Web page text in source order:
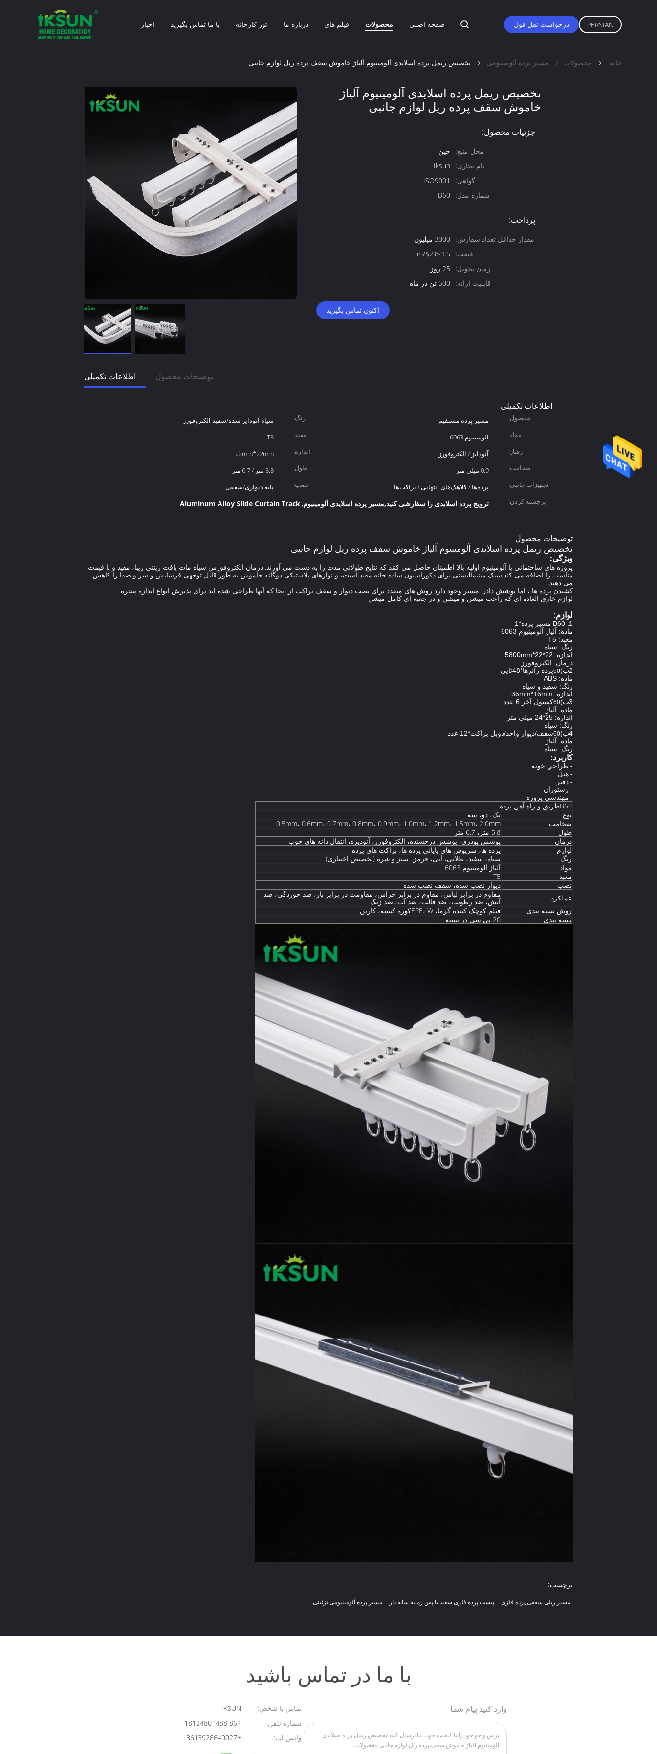
صفحه اصلی محصولات فیلم های درباره ما تور کارخانه با ما تماس بگیرید اخبار درخواست نقل قول PERSIAN
خانه محصولات مسیر پرده آلومینیومی تخصیص ریمل پرده اسلایدی آلومینیوم آلیاژ خاموش سقف پرده ریل لوازم جانبی
تخصیص ریمل پرده اسلایدی آلومینیوم آلیاژ
خاموش سقف پرده ریل لوازم جانبی
جزئیات محصول:
محل منبع:
چین
نام تجاری:
Iksun
گواهی:
ISO9001
شماره مدل: B60
پرداخت:
مقدار حداقل تعداد سفارش: 3000 میلیون
قیمت:
$2.8-3.5/m
زمان تحویل:
25 روز
قابلیت ارائه: 500 تن در ماه
اکنون تماس بگیرید
اطلاعات تکمیلی توضیحات محصول
اطلاعات تکمیلی
محصول: مسیر پرده مستقیم رنگ:
سیاه آنودایز شده/سفید الکتروفورز
مواد:
آلومینیوم 6063 معبد:
T5
رفتار:
آنودایز / الکتروفورز اندازه:
22mm*22mm
ضخامت:
0.9 میلی متر طول:
5.8 متر / 6.7 متر
تجهیزات جانبی:
پرده‌ها / کلاهک‌های انتهایی / براکت‌ها نصب:
پایه دیواری/سقفی
برجسته کردن:
ترویج پرده اسلایدی را سفارشی کنید,مسیر پرده اسلایدی آلومینیوم,
Aluminum Alloy Slide Curtain Track
توضیحات محصول
تخصیص ریمل پرده اسلایدی آلومینیوم آلیاژ خاموش سقف پرده ریل لوازم جانبی
ویژگی:
پروژه های ساختمانی با آلومینیوم اولیه بالا اطمینان حاصل می کنند که نتایج طولانی مدت را به دست می آورند. درمان الکتروفورس سیاه مات بافت زینتی زیبا، مفید و با قیمت
مناسب را اضافه می کند.سبک مینیمالیستی برای دکوراسیون ساده خانه مفید است، و نوارهای پلاستیکی دوگانه خاموش به طور قابل توجهی فرسایش و سر و صدا را کاهش
می دهند.
کشیدن پرده ها ، اما پوشش دادن مسیر وجود دارد روش های متعدد برای نصب دیوار و سقف براکت از آنجا که آنها طراحی شده اند برای پذیرش انواع اندازه پنجره.
لوازم خارق العاده ای که راحت میشن و میشن و در جعبه ای کامل میشن
لوازم:
1. B60 مسیر پرده*1
ماده: آلیاژ آلومینیوم 6063
معبد: T5
رنگ: سیاه
اندازه: 22*22*5800mm
درمان: الکتروفورز
2ب)
60پرده رانرها*48تایی
ماده: ABS
رنگ: سفید و سیاه
اندازه: 36mm*16mm
3ب)
60کپسول آخر 6 عدد
ماده: آلیاژ
اندازه: 25*24 میلی متر
رنگ: سیاه
4ب)
60سقف/دیوار واحد/دوبل براکت*12 عدد
ماده: آلیاژ
رنگ: سیاه
کاربرد:
- طراحي خونه
- هتل
- دفتر
- رستوران
- مهندسی پروژه
B60طريق و راه آهن پرده
نوع
تک، دو، سه
ضخامت
0.5mm، 0.6mm، 0.7mm، 0.8mm، 0.9mm، 1.0mm، 1.2mm، 1.5mm، 2.0mm
طول
5.8 متر، 6.7 متر
درمان
پوشش پودری، پوشش درخشنده، الکتروفورز، آنودیزه، انتقال دانه های چوب
لوازم
پرده ها، سرپوش های پایانی پرده ها، براکت های پرده
رنگ
سیاه، سفید، طلایی، آبی، قرمز، سبز و غیره (تخصیص اختیاری)
مواد
آلیاژ آلومینیوم 6063
معبد
T5
نصب
دیوار نصب شده، سقف نصب شده
عملکرد
مقاوم در برابر لباس، مقاوم در برابر خراش، مقاومت در برابر بار، ضد خوردگی، ضد
آتش، ضد رطوبت، ضد قالب، ضد آب، ضد زنگ
روش بسته بندی
فیلم کوچک کننده گرما، EPE، W کوره کیسه، کارتن
بسته بندی
20 پی سی در بسته
برچسب:
مسیر ریلی سقفی پرده فلزی پیست پرده فلزی سفید با پس زمینه سایه دار مسیر پرده آلومینیومی تزئینی
با ما در تماس باشید
تماس با شخص:
شماره تلفن:
+86 18124801488
واتس اپ:
+8613928640027
وارد کنید پیام شما